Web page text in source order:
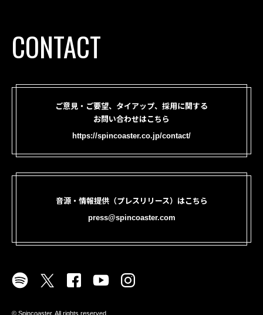
CONTACT
ご意見・ご要望、タイアップ、採用に関する
お問い合わせはこちら
https://spincoaster.co.jp/contact/
音源・情報提供（プレスリリース）はこちら
press@spincoaster.com
©︎ Spincoaster. All rights reserved.